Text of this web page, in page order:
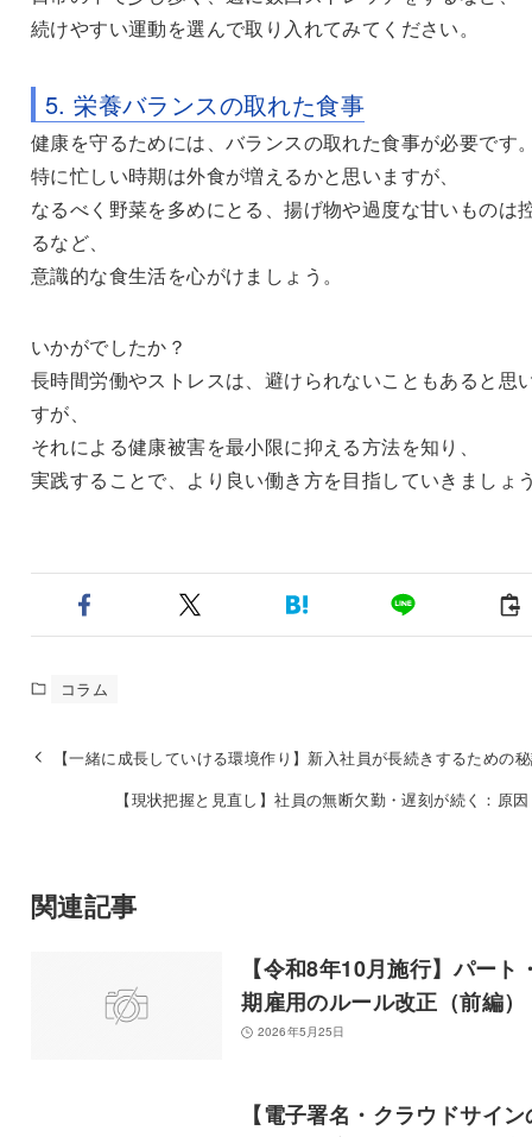
続けやすい運動を選んで取り入れてみてください。
5. 栄養バランスの取れた食事
健康を守るためには、バランスの取れた食事が必要です
特に忙しい時期は外食が増えるかと思いますが、
なるべく野菜を多めにとる、揚げ物や過度な甘いものは
るなど、
意識的な食生活を心がけましょう。
いかがでしたか？
長時間労働やストレスは、避けられないこともあると思
すが、
それによる健康被害を最小限に抑える方法を知り、
実践することで、より良い働き方を目指していきましょ
コラム
【一緒に成長していける環境作り】新入社員が長続きするための
【現状把握と見直し】社員の無断欠勤・遅刻が続く：原
関連記事
【令和8年10月施行】パート
期雇用のルール改正（前編）
2026年5月25日
【電子署名・クラウドサイン